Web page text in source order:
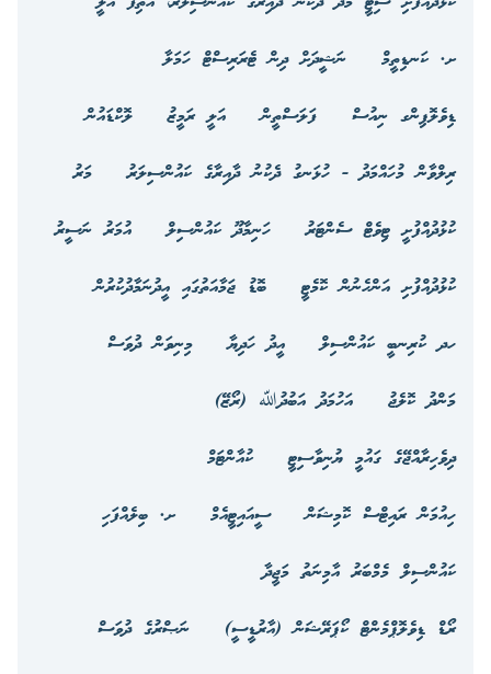
ށ. ކަނޑިތީމް
ނަޝީދަށް ދިން ޓެރަރިސްޓް ހަމަލާ
ޑިވެލޮޕިންގ ނިއުސް
ފަލަސްތީން އަލީ ރަމީޒު
ލޮކްޑައުން
ރިލްވާން މުހައްމަދު - ހުޅަނގު ދެކުނު ދާއިރާގެ ކައުންސިލަރު
މަރު
ކުޅުދުއްފުށީ ޓިވެޓް ސެންޓަރު
ހަނިމާދޫ ކައުންސިލް
އުމަރު ނަސީރު
ކުޅުދުއްފުށި އަންހެނުން ކޮމެޓީ
ބޮޑު ޖަމާއަތުގައި އީދުނަމާދުކުރުން
ހދ ކުރިނބީ ކައުންސިލް
އީދު ހަދިޔާ
މިނިވަން ދުވަސް
މަންދު ކޮލެޖު
އަހުމަދު އަބުދުﷲ (ރޯޒޭ)
ދިވެހިރާއްޖޭގެ ގައުމީ ޔުނިވާސިޓީ
ކުއާންޓަމް
ހިއުމަން ރައިޓްސް ކޮމިޝަން
ސީއައިޓީއެމް
ށ. ބިލެއްފަހި
ކައުންސިލް މެމްބަރު އާމިނަތު މަޖީދާ
ރޯޑް ޑިވެލޮޕްމެންޓް ކޯޕަރޭޝަން (އާރުޑީސީ)
ނަޞްރުގެ ދުވަސް